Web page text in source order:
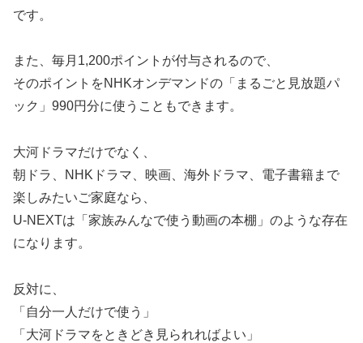
です。
また、毎月1,200ポイントが付与されるので、
そのポイントをNHKオンデマンドの「まるごと見放題パ
ック」990円分に使うこともできます。
大河ドラマだけでなく、
朝ドラ、NHKドラマ、映画、海外ドラマ、電子書籍まで
楽しみたいご家庭なら、
U-NEXTは「家族みんなで使う動画の本棚」のような存在
になります。
反対に、
「自分一人だけで使う」
「大河ドラマをときどき見られればよい」